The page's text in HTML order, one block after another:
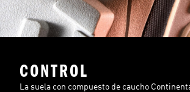
CONTROL
La suela con compuesto de caucho